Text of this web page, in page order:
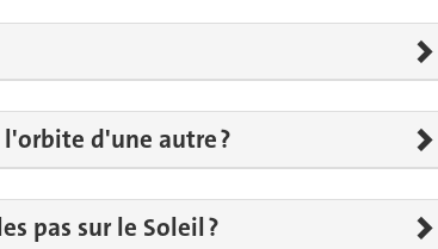
d'une autre ?
pas sur le Soleil ?